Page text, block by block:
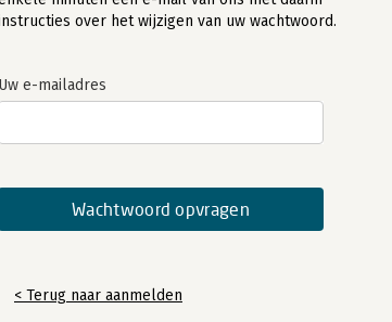
over het wijzigen van uw wachtwoord.
Uw e-mailadres
< Terug naar aanmelden